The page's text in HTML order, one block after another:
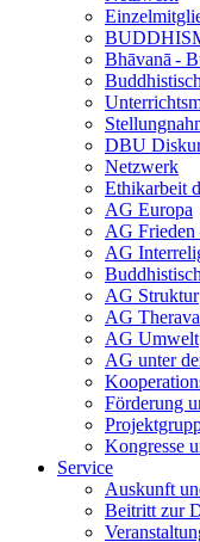
Bhāvanā -
DBU
Netzwerk
Ethikarbeit
AG Europa
AG Frieden
AG
AG Struktur
AG
AG Umwelt
AG unter
Förderung
Kongresse
Service
Auskunft
Beitritt zur